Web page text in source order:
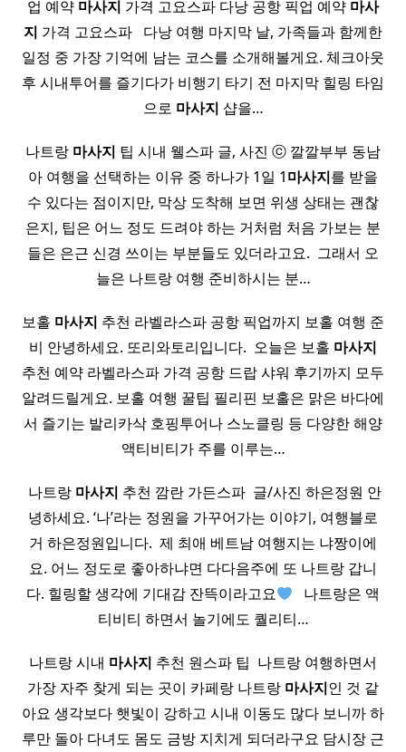
업 예약 마사지 가격 고요스파 다낭 공항 픽업 예약 마사
지 가격 고요스파 ​ ​ 다낭 여행 마지막 날, 가족들과 함께한
일정 중 가장 기억에 남는 코스를 소개해볼게요. 체크아웃
후 시내투어를 즐기다가 비행기 타기 전 마지막 힐링 타임
으로 마사지 샵을…
나트랑 마사지 팁 시내 웰스파 글, 사진 ⓒ 깔깔부부 동남
아 여행을 선택하는 이유 중 하나가 1일 1마사지를 받을
수 있다는 점이지만, 막상 도착해 보면 위생 상태는 괜찮
은지, 팁은 어느 정도 드려야 하는 거처럼 처음 가보는 분
들은 은근 신경 쓰이는 부분들도 있더라고요. ​ 그래서 오
늘은 나트랑 여행 준비하시는 분…
보홀 마사지 추천 라벨라스파 공항 픽업까지 보홀 여행 준
비 안녕하세요. 또리와토리입니다. ​ 오늘은 보홀 마사지
추천 예약 라벨라스파 가격 공항 드랍 샤워 후기까지 모두
알려드릴게요. 보홀 여행 꿀팁 필리핀 보홀은 맑은 바다에
서 즐기는 발리카삭 호핑투어나 스노클링 등 다양한 해양
액티비티가 주를 이루는…
​ 나트랑 마사지 추천 깜란 가든스파 ​ 글/사진 하은정원 안
녕하세요. ‘나’라는 정원을 가꾸어가는 이야기, 여행블로
거 하은정원입니다. ​ 제 최애 베트남 여행지는 냐짱이에
요.​ 어느 정도로 좋아하냐면 다다음주에 또 나트랑 갑니
다. 힐링할 생각에 기대감 잔뜩이라고요
​ ​ 나트랑은 액
티비티 하면서 놀기에도 퀄리티…
나트랑 시내 마사지 추천 원스파 팁 ​ 나트랑 여행하면서
가장 자주 찾게 되는 곳이 카페랑 나트랑 마사지인 것 같
아요 생각보다 햇빛이 강하고 시내 이동도 많다 보니까 하
루만 돌아 다녀도 몸도 금방 지치게 되더라구요 담시장 근